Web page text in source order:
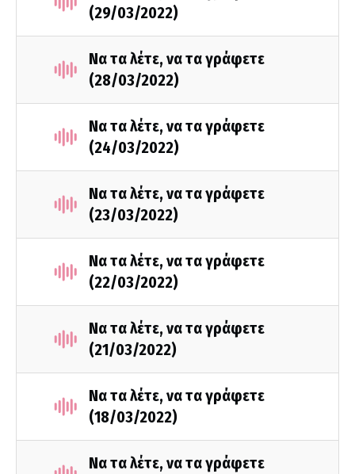
(29/03/2022)
Να τα λέτε, να τα γράφετε
(28/03/2022)
Να τα λέτε, να τα γράφετε
(24/03/2022)
Να τα λέτε, να τα γράφετε
(23/03/2022)
Να τα λέτε, να τα γράφετε
(22/03/2022)
Να τα λέτε, να τα γράφετε
(21/03/2022)
Να τα λέτε, να τα γράφετε
(18/03/2022)
Να τα λέτε, να τα γράφετε